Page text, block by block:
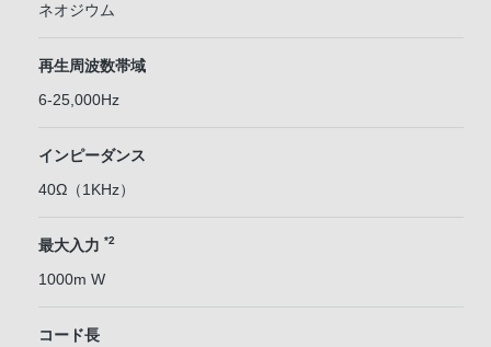
ネオジウム
再生周波数帯域
6-25,000Hz
インピーダンス
40Ω（1KHz）
最大入力 *2
1000m W
コード長